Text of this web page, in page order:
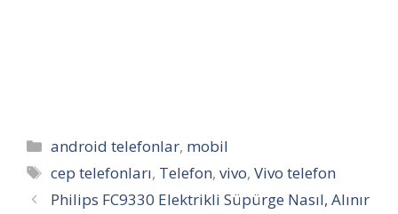
Kategoriler
android telefonlar, mobil
Etiketler
cep telefonları, Telefon,vivo,Vivo telefon
Philips FC9330 Elektrikli Süpürge Nasıl, Alınır